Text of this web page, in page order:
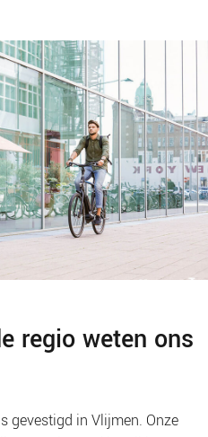
regio weten ons
gevestigd in Vlijmen. Onze